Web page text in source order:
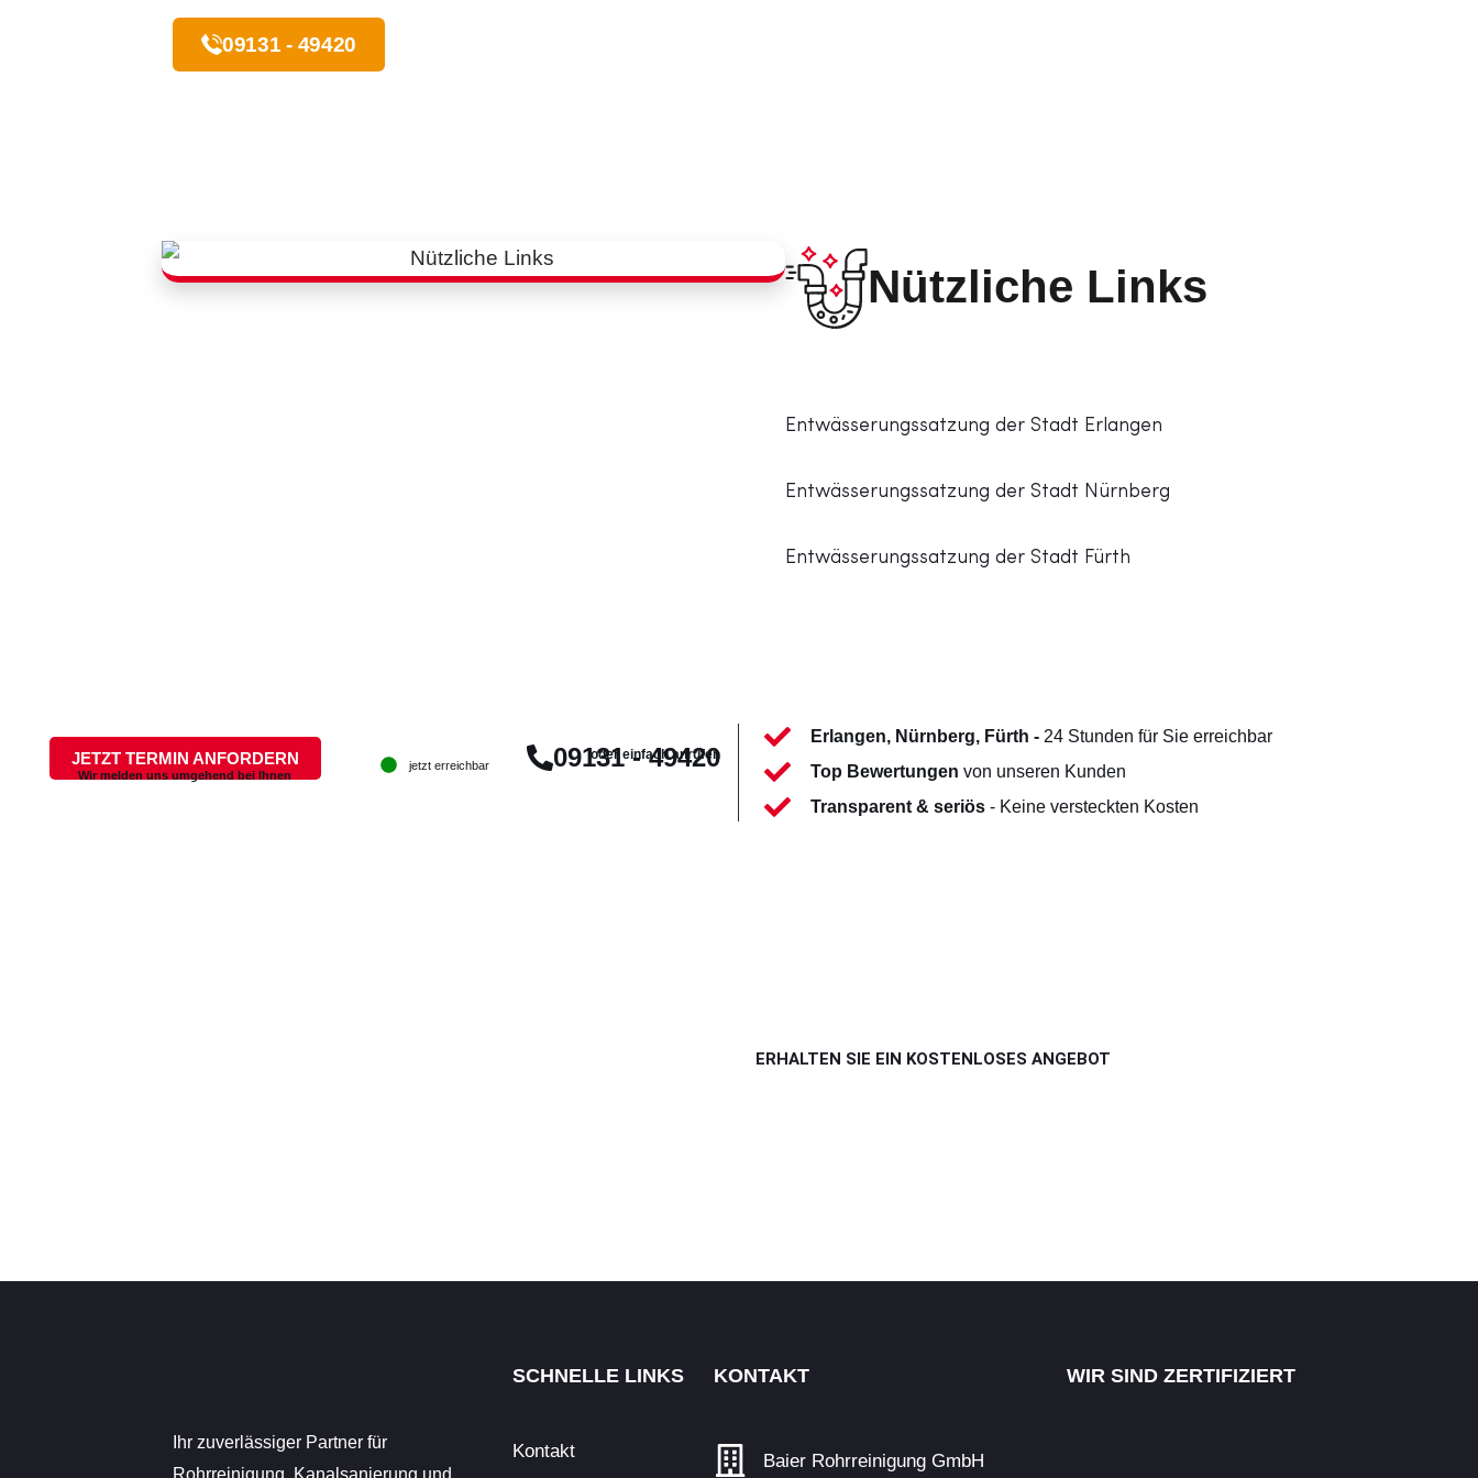
09131 - 49420
Nützliche Links
Entwässerungssatzung der Stadt Erlangen
Entwässerungssatzung der Stadt Nürnberg
Entwässerungssatzung der Stadt Fürth
JETZT TERMIN ANFORDERN
Wir melden uns umgehend bei Ihnen
oder einfach anrufen
09131 - 49420
jetzt erreichbar
Erlangen, Nürnberg, Fürth - 24 Stunden für Sie erreichbar
Top Bewertungen von unseren Kunden
Transparent & seriös - Keine versteckten Kosten
ERHALTEN SIE EIN KOSTENLOSES ANGEBOT
Ihr zuverlässiger Partner für
Rohrreinigung, Kanalsanierung und
SCHNELLE LINKS
Kontakt
KONTAKT
Baier Rohrreinigung GmbH
WIR SIND ZERTIFIZIERT